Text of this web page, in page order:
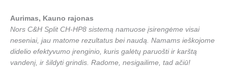
Aurimas, Kauno rajonas
Nors C&H Split CH-HP8 sistemą namuose įsirengėme visai
neseniai, jau matome rezultatus bei naudą. Namams ieškojome
didelio efektyvumo įrenginio, kuris galėtų paruošti ir karštą
vandenį, ir šildyti grindis. Radome, nesigailime, tad ačiū!